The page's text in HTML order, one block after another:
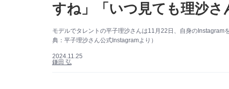
すね」「いつ見ても理沙さ
モデルでタレントの平子理沙さんは11月22日、自身の
典：平子理沙さん公式Instagramより）
2024.11.25
鎌田 弘